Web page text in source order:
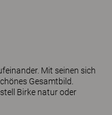
Mit seinen sich
Gesamtbild.
Birke natur oder